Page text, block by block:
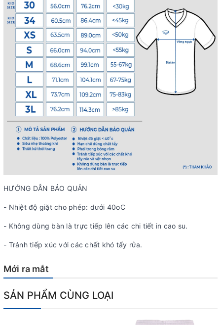
HƯỚNG DẪN BẢO QUẢN
- Nhiệt độ giặt cho phép: dưới 40oC
- Không dùng bàn là trực tiếp lên các chi tiết in cao su.
- Tránh tiếp xúc với các chất khó tẩy rửa.
Mới ra mắt
SẢN PHẨM CÙNG LOẠI